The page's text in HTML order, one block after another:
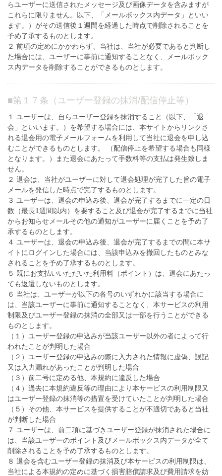
らユーザーに送信されたメッセージ及び画像データを含みますが
これらに限りません。以下、「メールボックス内データ」といい
ます。）がその送信後１週間を経過した時点で削除されることを
予め了承するものとします。
２ 前項の定めにかかわらず、当社は、当社が必要であると判断し
た場合には、ユーザーに事前に通知することなく、メールボック
ス内データを削除することができるものとします。
■第１７条（ユーザー登録の抹消/配信停止等）
１ ユーザーは、自らユーザー登録を抹消すること（以下、「退
会」といいます。）を希望する場合には、本サイトからリンクさ
れる退会用の電子メールフォームを利用して当社に退会を申し込
むことができるものとします。 （配信停止を希望する場合も同様
となります。）また退会にあたって手数料等の支払は発生致しま
せん。
２ 退会は、当社がユーザーに対して退会処理が完了した旨の電子
メールを発信した時点で完了するものとします。
３ ユーザーは、退会の申込み後、退会が完了するまでに一定の日
数（最長1週間以内）を要すること及び退会が完了するまでに当社
からお知らせメールその他の通知がユーザーに届くことを予め了
承するものとします。
４ ユーザーは、退会の申込み後、退会が完了するまでの間に本サ
イトにログインした場合には、当該申込みを撤回したものとみな
されることを予め了承するものとします。
５ 既にお支払いいただいた利用料（ポイント）は、退会にあたっ
ても返還しないものとします。
６ 当社は、ユーザーが以下の各号のいずれかに該当する場合に
は、当該ユーザーに事前に通知することなく、本サービスの利用
制限及びユーザー登録の抹消の全部又は一部を行うことができる
ものとします。
（１）ユーザー登録の申込みが当該ユーザー以外の者によって行
われたことが判明した場合
（２）ユーザー登録の申込みの際に入力された情報に虚偽、誤記
又は入力漏れがあったことが判明した場合
（３）前二号に定める他、本規約に違反した場合
（４）過去に本規約違反等の理由により本サービスの利用制限又
はユーザー登録の抹消等の措置を受けていたことが判明した場合
（５）その他、本サービスを提供することが不適切であると当社
が判断した場合
７ ユーザーは、前二項に基づきユーザー登録が抹消された場合に
は、当該ユーザーのポイント及びメールボックス内データが全て
削除されることを予め了承するものとします。
８ 退会を含むユーザー登録の抹消及び本サービスの利用制限は、
当社による本規約の定めに基づく損害賠償請求及び費用請求を妨